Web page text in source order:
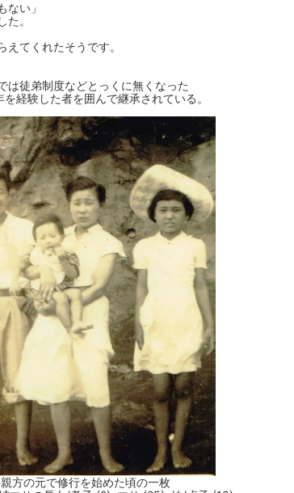
い」
。
てくれたそうです。
は徒弟制度などとっくに無くなった
経験した者を囲んで継承されている。
方の元で修行を始めた頃の一枚